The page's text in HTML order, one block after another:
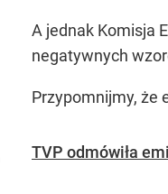
A jednak Komisja
negatywnych
Przypomnijmy, że
TVP odmówiła